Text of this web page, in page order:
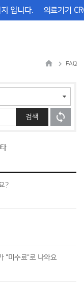
입니다. 의료기기
FAQ
검색
?
"미수료"로 나와요